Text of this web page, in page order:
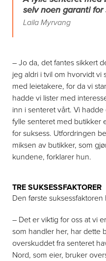
selv noen garanti for
Laila Myrvang
– Jo da, det fantes sikkert
jeg aldri i tvil om hvorvidt vi
med leietakere, for da vi
hadde vi lister med
inn i senteret vårt. Vi
fylle senteret med butikker
for suksess. Utfordringen
miksen av butikker, som
kundene, forklarer hun.
TRE SUKSESSFAKTORER
Den første
– Det er viktig for oss at vi
som handler her, har dette
overskuddet fra senteret
Nord, som eier, bruker